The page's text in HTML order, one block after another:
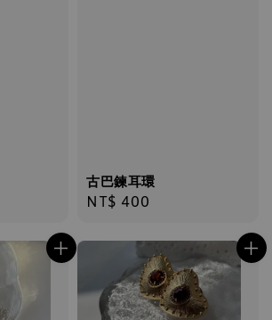
古巴鍊耳環
Regular
NT$ 400